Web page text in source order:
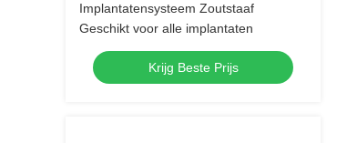
Implantatensysteem Zoutstaaf
Geschikt voor alle implantaten
Krijg Beste Prijs